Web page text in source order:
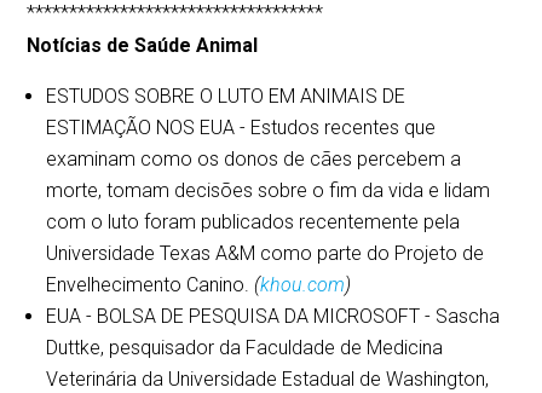
***********************************
Notícias de Saúde Animal
ESTUDOS SOBRE O LUTO EM ANIMAIS DE
ESTIMAÇÃO NOS EUA - Estudos recentes que
examinam como os donos de cães percebem a
morte, tomam decisões sobre o fim da vida e lidam
com o luto foram publicados recentemente pela
Universidade Texas A&M como parte do Projeto de
Envelhecimento Canino. (khou.com)
EUA - BOLSA DE PESQUISA DA MICROSOFT - Sascha
Duttke, pesquisador da Faculdade de Medicina
Veterinária da Universidade Estadual de Washington,